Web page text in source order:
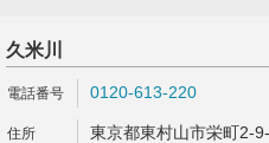
久米川
0120-613-220
東京都東村山市栄町2-